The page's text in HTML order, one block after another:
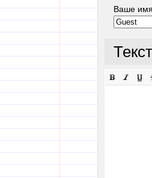
Ваше